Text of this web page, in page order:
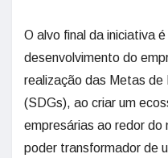
O alvo final da iniciativa
desenvolvimento do
realização das Metas de
(SDGs), ao criar um
empresárias ao redor do
poder transformador de